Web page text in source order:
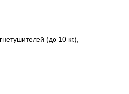
(до 10 кг.),